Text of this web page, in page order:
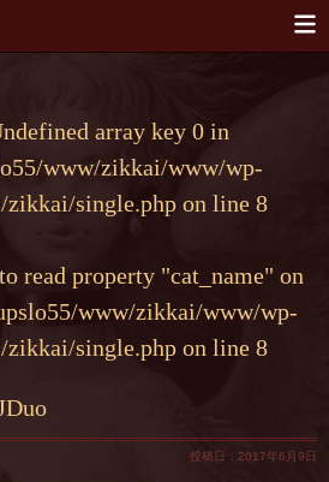
array key 0 in
www/zikkai/www/wp-
zikkai/single.php on line 8
read property "cat_name" on
www/zikkai/www/wp-
zikkai/single.php on line 8
投稿日：2017年6月9日